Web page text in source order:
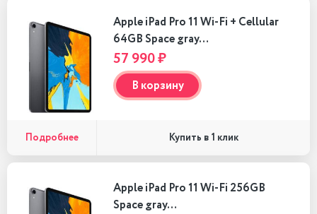
Apple iPad Pro 11 Wi-Fi + Cellular
64GB Space gray…
57 990 ₽
В корзину
Подробнее Купить в 1 клик
Apple iPad Pro 11 Wi-Fi 256GB
Space gray…